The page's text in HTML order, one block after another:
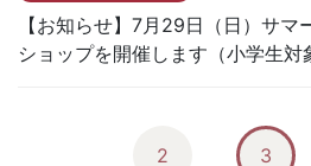
【お知らせ】7月29日（日）サマ
ショップを開催します（小学生対
2 3